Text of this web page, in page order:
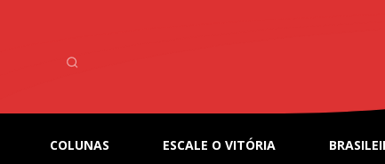
COLUNAS ESCALE O VITÓRIA